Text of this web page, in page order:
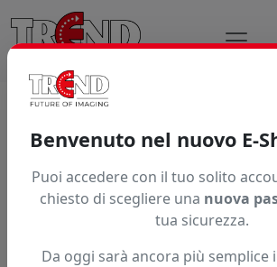
ZYX ZA600 EXPRESS
Benvenuto nel nuovo E-
Puoi accedere con il tuo solito
chiesto di scegliere una nuova
tua sicurezza.
Da oggi sarà ancora più semplice